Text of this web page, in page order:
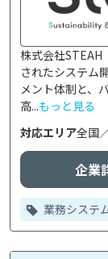
株式会社STEAH
されたシステム
メント体制と、
高...もっと見る
対応エリア全国
企業
業務システ